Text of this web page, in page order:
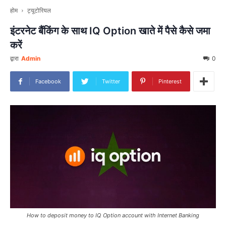
होम ट्यूटोरियल
इंटरनेट बैंकिंग के साथ IQ Option खाते में पैसे कैसे जमा
करें
द्वारा Admin 0
Facebook Twitter Pinterest
How to deposit money to IQ Option account with Internet Banking